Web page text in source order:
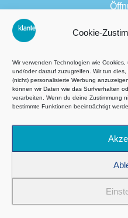
Cookie-
Wir verwenden Technologien wie
und/oder darauf zuzugreifen. Wir tun
(nicht) personalisierte Werbung
können wir Daten wie das Surfverhalten
verarbeiten. Wenn du deine Zustimmung
bestimmte Funktionen beeinträchtigt
©2026 Alle Rechte